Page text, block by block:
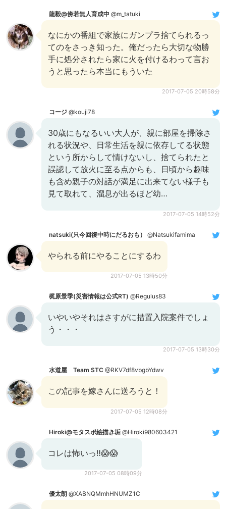
龍毅@傍若無人育成中 @m_tatuki
なにかの番組で家族にガンプラ捨てられるっ
てのをさっき知った。俺だったら大切な物勝
手に処分されたら家に火を付けるわって言お
うと思ったら本当にもういた
2017-07-05 20時58分
コージ @kouji78
30歳にもなるいい大人が、親に部屋を掃除さ
れる状況や、日常生活を親に依存してる状態
という所からして情けないし、捨てられたと
誤認して放火に至る点からも、日頃から趣味
も含め親子の対話が満足に出来てない様子も
見て取れて、溜息が出るほど幼…
2017-07-05 14時52分
natsuki(只今回復中時にだるおも） @Natsukifamima
やられる前にやることにするわ
2017-07-05 13時50分
梶原景季(災害情報は公式RT) @Regulus83
いやいやそれはさすがに措置入院案件でしょ
う・・・
2017-07-05 13時30分
水道屋 Team STC @RKV7df8vbgbYdwv
この記事を嫁さんに送ろうと！
2017-07-05 12時08分
Hiroki@モタスポ絵描き垢 @Hiroki980603421
コレは怖いっ‼︎😱😱
2017-07-05 08時09分
優太朗 @XABNQMmhHNUMZ1C